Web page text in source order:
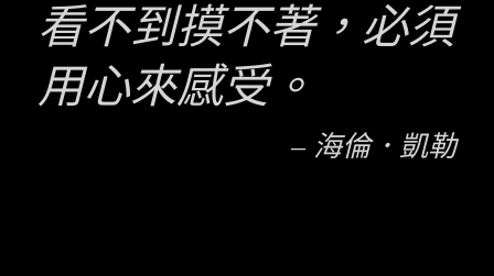
看不到摸不著，必須
用心來感受。
– 海倫．凱勒